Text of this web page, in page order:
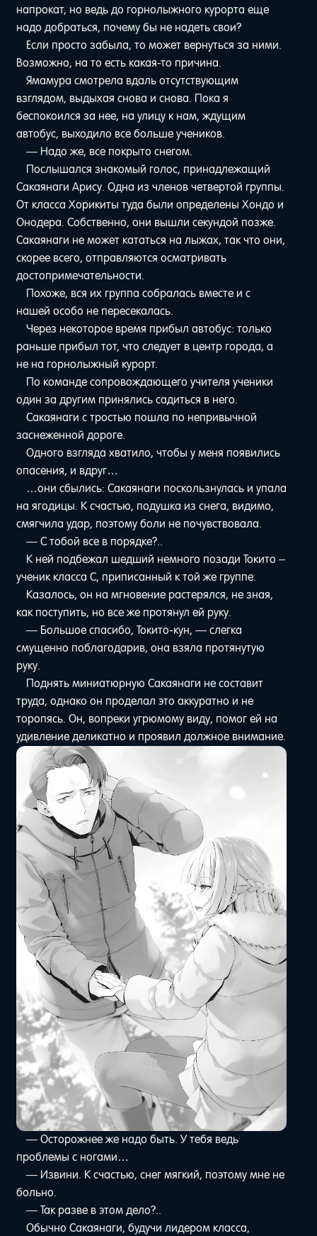
напрокат, но ведь до горнолыжного курорта еще
надо добраться, почему бы не надеть свои?
Если просто забыла, то может вернуться за ними.
Возможно, на то есть какая-то причина.
Ямамура смотрела вдаль отсутствующим
взглядом, выдыхая снова и снова. Пока я
беспокоился за нее, на улицу к нам, ждущим
автобус, выходило все больше учеников.
— Надо же, все покрыто снегом.
Послышался знакомый голос, принадлежащий
Сакаянаги Арису. Одна из членов четвертой группы.
От класса Хорикиты туда были определены Хондо и
Онодера. Собственно, они вышли секундой позже.
Сакаянаги не может кататься на лыжах, так что они,
скорее всего, отправляются осматривать
достопримечательности.
Похоже, вся их группа собралась вместе и с
нашей особо не пересекалась.
Через некоторое время прибыл автобус: только
раньше прибыл тот, что следует в центр города, а
не на горнолыжный курорт.
По команде сопровождающего учителя ученики
один за другим принялись садиться в него.
Сакаянаги с тростью пошла по непривычной
заснеженной дороге.
Одного взгляда хватило, чтобы у меня появились
опасения, и вдруг…
…они сбылись: Сакаянаги поскользнулась и упала
на ягодицы. К счастью, подушка из снега, видимо,
смягчила удар, поэтому боли не почувствовала.
— С тобой все в порядке?..
К ней подбежал шедший немного позади Токито –
ученик класса C, приписанный к той же группе.
Казалось, он на мгновение растерялся, не зная,
как поступить, но все же протянул ей руку.
— Большое спасибо, Токито-кун, — слегка
смущенно поблагодарив, она взяла протянутую
руку.
Поднять миниатюрную Сакаянаги не составит
труда, однако он проделал это аккуратно и не
торопясь. Он, вопреки угрюмому виду, помог ей на
удивление деликатно и проявил должное внимание.
— Осторожнее же надо быть. У тебя ведь
проблемы с ногами…
— Извини. К счастью, снег мягкий, поэтому мне не
больно.
— Так разве в этом дело?..
Обычно Сакаянаги, будучи лидером класса,